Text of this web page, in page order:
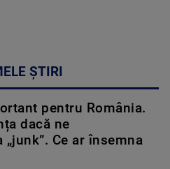
ȘTIRI
pentru România.
dacă ne
Ce ar însemna